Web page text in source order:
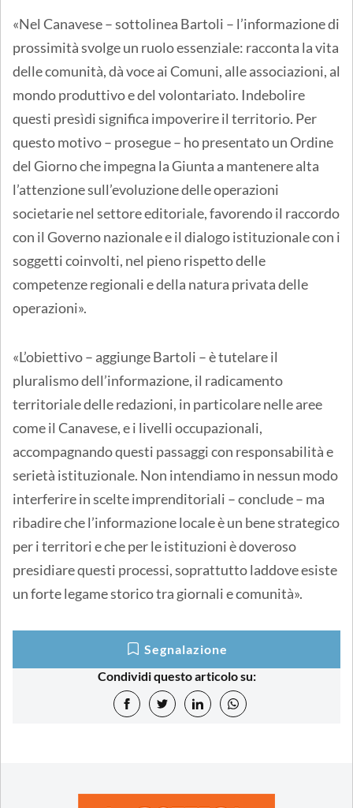
«Nel Canavese – sottolinea Bartoli – l’informazione di
prossimità svolge un ruolo essenziale: racconta la vita
delle comunità, dà voce ai Comuni, alle associazioni, al
mondo produttivo e del volontariato. Indebolire
questi presìdi significa impoverire il territorio. Per
questo motivo – prosegue – ho presentato un Ordine
del Giorno che impegna la Giunta a mantenere alta
l’attenzione sull’evoluzione delle operazioni
societarie nel settore editoriale, favorendo il raccordo
con il Governo nazionale e il dialogo istituzionale con i
soggetti coinvolti, nel pieno rispetto delle
competenze regionali e della natura privata delle
operazioni».
«L’obiettivo – aggiunge Bartoli – è tutelare il
pluralismo dell’informazione, il radicamento
territoriale delle redazioni, in particolare nelle aree
come il Canavese, e i livelli occupazionali,
accompagnando questi passaggi con responsabilità e
serietà istituzionale. Non intendiamo in nessun modo
interferire in scelte imprenditoriali – conclude – ma
ribadire che l’informazione locale è un bene strategico
per i territori e che per le istituzioni è doveroso
presidiare questi processi, soprattutto laddove esiste
un forte legame storico tra giornali e comunità».
Segnalazione
Condividi questo articolo su: